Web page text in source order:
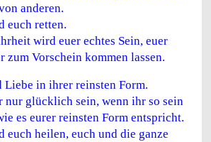
anderen.
euch retten.
wird euer echtes Sein, euer
zum Vorschein kommen lassen.
in ihrer reinsten Form.
nur glücklich sein, wenn ihr so sein
es eurer reinsten Form entspricht.
euch heilen, euch und die ganze